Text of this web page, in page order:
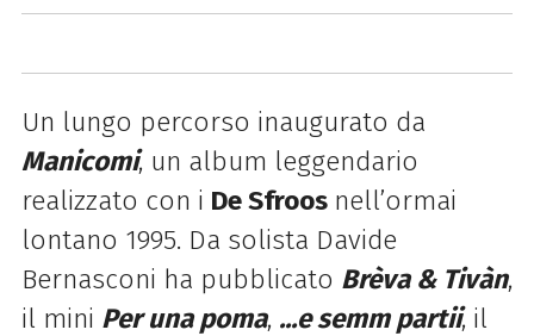
Un lungo percorso inaugurato da
Manicomi, un album leggendario
realizzato con i DeSfroos nell’ormai
lontano 1995. Da solista Davide
Bernasconi ha pubblicato Brèva & Tivàn,
il mini Per una poma, ...e semm partii, il